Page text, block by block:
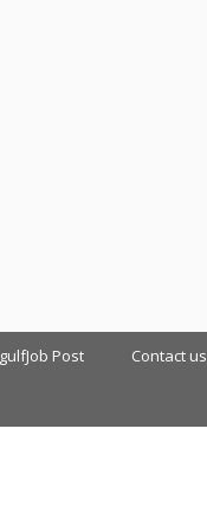
Post Contact us